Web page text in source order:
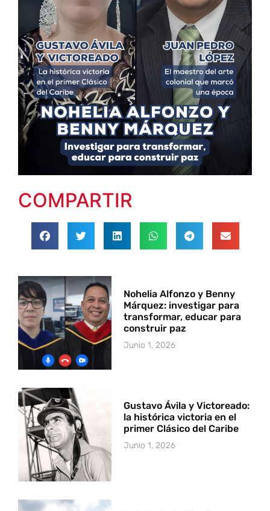
COMPARTIR
Nohelia Alfonzo y Benny
Márquez: investigar para
transformar, educar para
construir paz
Junio 1, 2026
Gustavo Ávila y Victoreado:
la histórica victoria en el
primer Clásico del Caribe
Junio 1, 2026